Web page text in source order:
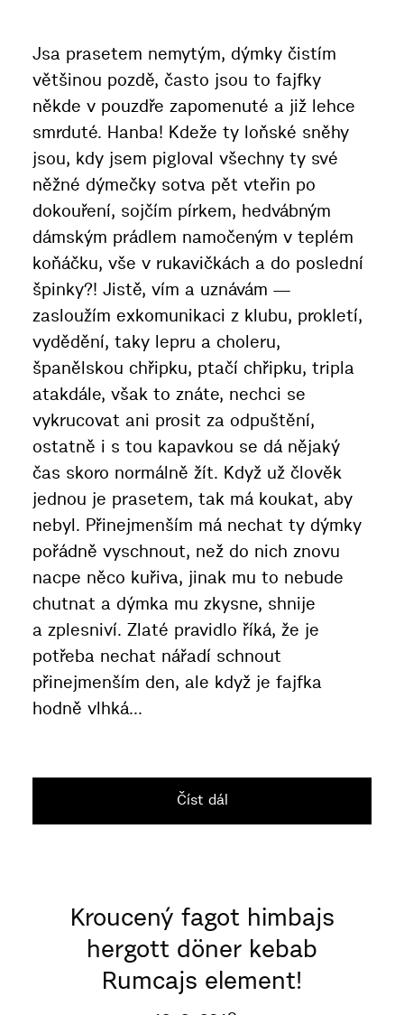
Jsa prasetem nemytým, dýmky čistím
většinou pozdě, často jsou to fajfky
někde v pouzdře zapomenuté a již lehce
smrduté. Hanba! Kdeže ty loňské sněhy
jsou, kdy jsem pigloval všechny ty své
něžné dýmečky sotva pět vteřin po
dokouření, sojčím pírkem, hedvábným
dámským prádlem namočeným v teplém
koňáčku, vše v rukavičkách a do poslední
špinky?! Jistě, vím a uznávám —
zasloužím exkomunikaci z klubu, prokletí,
vydědění, taky lepru a choleru,
španělskou chřipku, ptačí chřipku, tripla
atakdále, však to znáte, nechci se
vykrucovat ani prosit za odpuštění,
ostatně i s tou kapavkou se dá nějaký
čas skoro normálně žít. Když už člověk
jednou je prasetem, tak má koukat, aby
nebyl. Přinejmenším má nechat ty dýmky
pořádně vyschnout, než do nich znovu
nacpe něco kuřiva, jinak mu to nebude
chutnat a dýmka mu zkysne, shnije
a zplesniví. Zlaté pravidlo říká, že je
potřeba nechat nářadí schnout
přinejmenším den, ale když je fajfka
hodně vlhká...
Číst dál
Kroucený fagot himbajs
hergott döner kebab
Rumcajs element!